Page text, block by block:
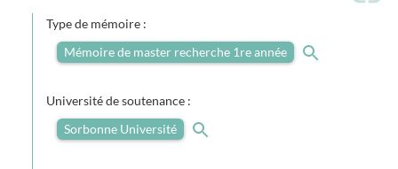
Type de mémoire :
Mémoire de master recherche 1re année
Université de soutenance :
Sorbonne Université